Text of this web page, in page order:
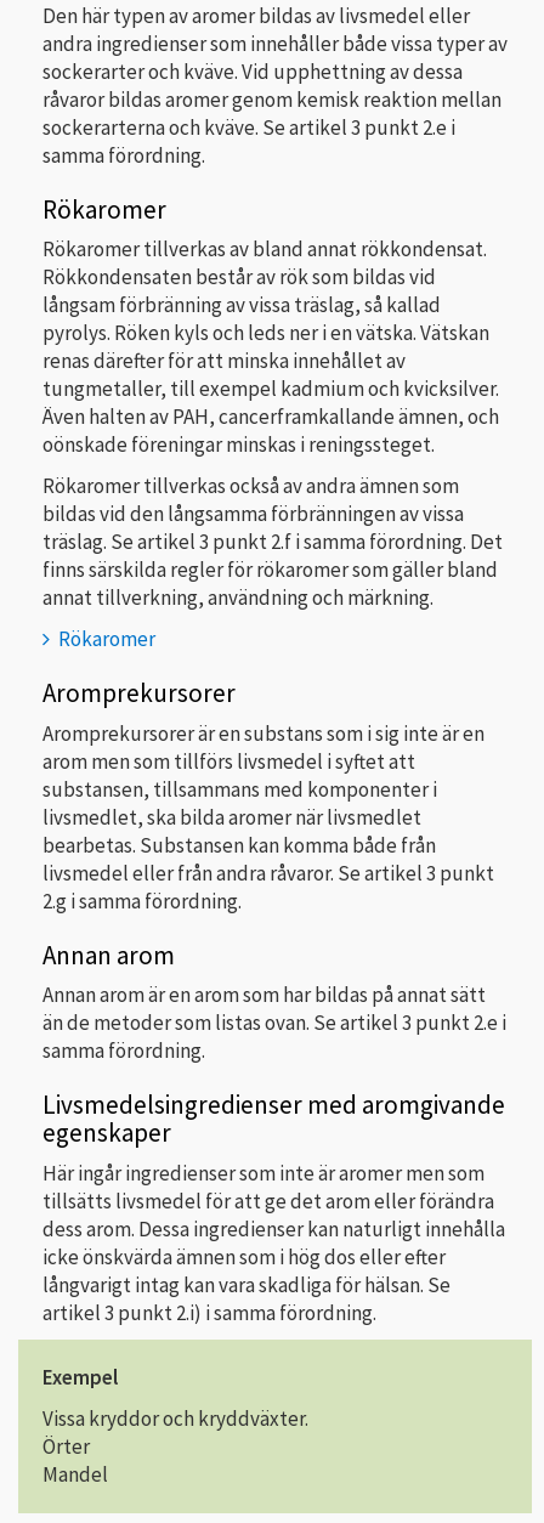
Den här typen av aromer bildas av livsmedel eller
andra ingredienser som innehåller både vissa typer av
sockerarter och kväve. Vid upphettning av dessa
råvaror bildas aromer genom kemisk reaktion mellan
sockerarterna och kväve. Se artikel 3 punkt 2.e i
samma förordning.
Rökaromer
Rökaromer tillverkas av bland annat rökkondensat.
Rökkondensaten består av rök som bildas vid
långsam förbränning av vissa träslag, så kallad
pyrolys. Röken kyls och leds ner i en vätska. Vätskan
renas därefter för att minska innehållet av
tungmetaller, till exempel kadmium och kvicksilver.
Även halten av PAH, cancerframkallande ämnen, och
oönskade föreningar minskas i reningssteget.
Rökaromer tillverkas också av andra ämnen som
bildas vid den långsamma förbränningen av vissa
träslag. Se artikel 3 punkt 2.f i samma förordning. Det
finns särskilda regler för rökaromer som gäller bland
annat tillverkning, användning och märkning.
Rökaromer
Aromprekursorer
Aromprekursorer är en substans som i sig inte är en
arom men som tillförs livsmedel i syftet att
substansen, tillsammans med komponenter i
livsmedlet, ska bilda aromer när livsmedlet
bearbetas. Substansen kan komma både från
livsmedel eller från andra råvaror. Se artikel 3 punkt
2.g i samma förordning.
Annan arom
Annan arom är en arom som har bildas på annat sätt
än de metoder som listas ovan. Se artikel 3 punkt 2.e i
samma förordning.
Livsmedelsingredienser med aromgivande
egenskaper
Här ingår ingredienser som inte är aromer men som
tillsätts livsmedel för att ge det arom eller förändra
dess arom. Dessa ingredienser kan naturligt innehålla
icke önskvärda ämnen som i hög dos eller efter
långvarigt intag kan vara skadliga för hälsan. Se
artikel 3 punkt 2.i) i samma förordning.
Exempel
Vissa kryddor och kryddväxter.
Örter
Mandel